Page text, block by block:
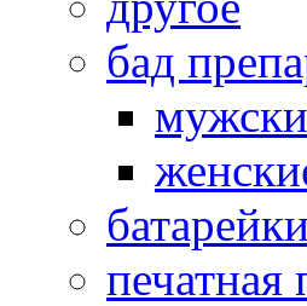
бад
батарейки
печатная